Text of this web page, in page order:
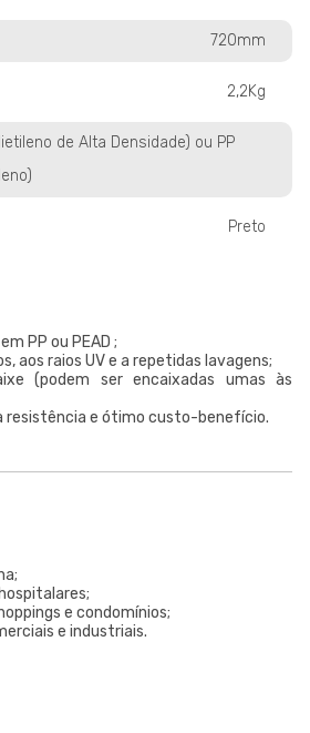
720mm
2,2Kg
de Alta Densidade) ou PP
Preto
PP ou PEAD ;
aos raios UV e a repetidas lavagens;
(podem ser encaixadas umas às
resistência e ótimo custo-benefício.
e condomínios;
e industriais.